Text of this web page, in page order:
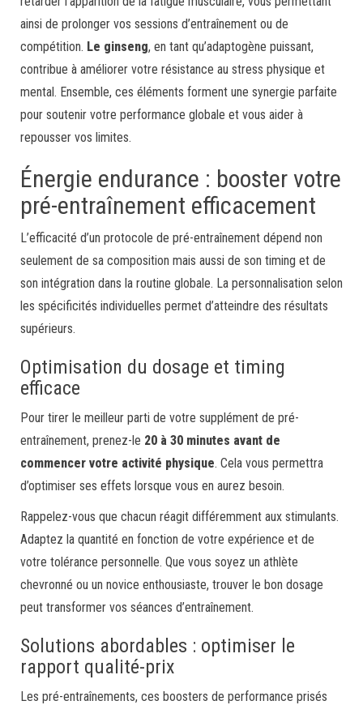
ainsi de prolonger vos sessions d’entraînement ou de
compétition. Le ginseng, en tant qu’adaptogène puissant,
contribue à améliorer votre résistance au stress physique et
mental. Ensemble, ces éléments forment une synergie parfaite
pour soutenir votre performance globale et vous aider à
repousser vos limites.
Énergie endurance : booster votre
pré-entraînement efficacement
L’efficacité d’un protocole de pré-entraînement dépend non
seulement de sa composition mais aussi de son timing et de
son intégration dans la routine globale. La personnalisation selon
les spécificités individuelles permet d’atteindre des résultats
supérieurs.
Optimisation du dosage et timing
efficace
Pour tirer le meilleur parti de votre supplément de pré-
entraînement, prenez-le 20 à 30 minutes avant de
commencer votre activité physique. Cela vous permettra
d’optimiser ses effets lorsque vous en aurez besoin.
Rappelez-vous que chacun réagit différemment aux stimulants.
Adaptez la quantité en fonction de votre expérience et de
votre tolérance personnelle. Que vous soyez un athlète
chevronné ou un novice enthousiaste, trouver le bon dosage
peut transformer vos séances d’entraînement.
Solutions abordables : optimiser le
rapport qualité-prix
Les pré-entraînements, ces boosters de performance prisés